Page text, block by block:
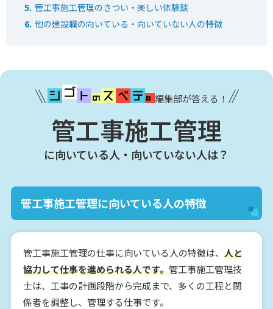
管工事施工管理のきつい・楽しい体験談
他の建設職の向いている・向いていない人の特徴
編集部が答える！
管工事施工管理
に向いている人・向いていない人は？
管工事施工管理に向いている人の特徴
管工事施工管理の仕事に向いている人の特徴は、 人と
協力して仕事を進められる人です。管工事施工管理技
士は、工事の計画段階から完成まで、多くの工程と関
係者を調整し、管理する仕事です。